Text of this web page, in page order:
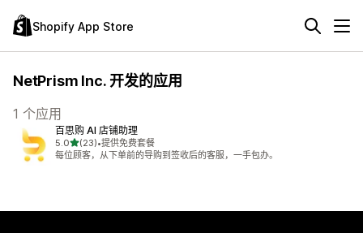
Shopify App Store
NetPrism Inc. 开发的应用
1 个应用
百思购 AI 店铺助理
5.0星（满分 5 星）
(23)
总共 23 条评论
•提供免费套餐
每位顾客，从下单前的导购到签收后的客服，一手包办。